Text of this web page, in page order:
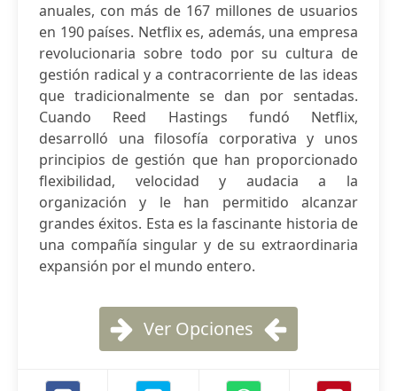
anuales, con más de 167 millones de usuarios
en 190 países. Netflix es, además, una empresa
revolucionaria sobre todo por su cultura de
gestión radical y a contracorriente de las ideas
que tradicionalmente se dan por sentadas.
Cuando Reed Hastings fundó Netflix,
desarrolló una filosofía corporativa y unos
principios de gestión que han proporcionado
flexibilidad, velocidad y audacia a la
organización y le han permitido alcanzar
grandes éxitos. Esta es la fascinante historia de
una compañía singular y de su extraordinaria
expansión por el mundo entero.
Ver Opciones